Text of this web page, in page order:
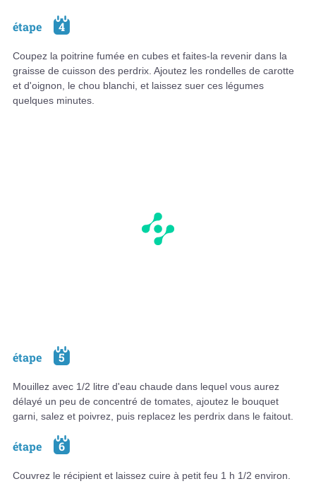
étape 4
Coupez la poitrine fumée en cubes et faites-la revenir dans la
graisse de cuisson des perdrix. Ajoutez les rondelles de carotte
et d'oignon, le chou blanchi, et laissez suer ces légumes
quelques minutes.
étape 5
Mouillez avec 1/2 litre d'eau chaude dans lequel vous aurez
délayé un peu de concentré de tomates, ajoutez le bouquet
garni, salez et poivrez, puis replacez les perdrix dans le faitout.
étape 6
Couvrez le récipient et laissez cuire à petit feu 1 h 1/2 environ.